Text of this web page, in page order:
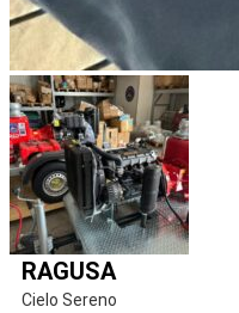
RAGUSA
Cielo Sereno